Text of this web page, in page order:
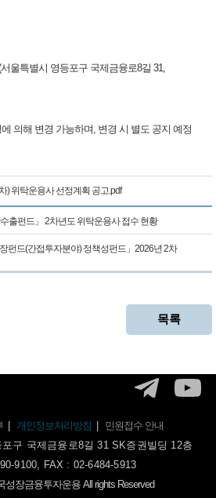
울특별시 영등포구 국제금융로8길 31,
의해 변경 가능하며, 변경 시 별도 공지 예정
) 위탁운용사 선정계획 공고.pdf
출펀드」 2차년도 위탁운용사 접수 현황
펀드(간접투자분야) 정책성펀드」2026년 2차
목록
| 개인정보처리방침
민원접수 안내
구 국제금융로8길 31 SK증권빌딩 12층
9100, FAX : 02-6484-5913
성장금융투자운용 All rights Reserved